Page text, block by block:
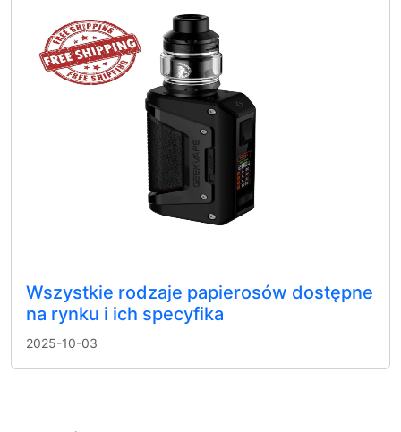
Wszystkie rodzaje papierosów dostępne
na rynku i ich specyfika
2025-10-03